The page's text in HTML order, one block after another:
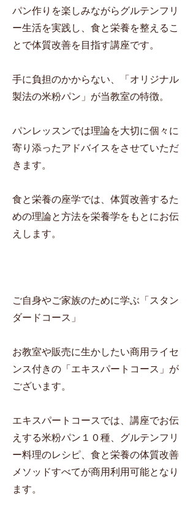
パン作りを楽しみながらグルテンフリ
ー生活を実践し、食と栄養を整えるこ
とで体質改善を目指す講座です。
手に負担のかからない、「オリジナル
製法の米粉パン」が当教室の特徴。
パンレッスンでは理論を大切に個々に
寄り添ったアドバイスをさせていただ
きます。
食と栄養の座学では、体質改善するた
めの理論と方法を栄養学をもとにお伝
えします。
ご自身やご家族のために学ぶ「スタン
ダードコース」
お教室や販売に生かしたい商用ライセ
ンス付きの「エキスパートコース」が
ございます。​
​エキスパートコースでは、講座でお伝
えする米粉パン１０種、グルテンフリ
ー料理のレシピ、食と栄養の体質改善
メソッドすべてが商用利用可能となり
ます。